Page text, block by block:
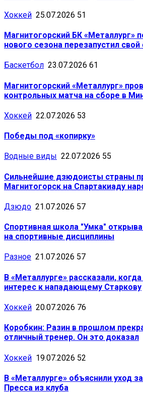
Хоккей 25.07.2026 51
Магнитогорский БК «Металлург»
нового сезона перезапустил
Баскетбол 23.07.2026 61
Магнитогорский «Металлург»
контрольных матча на сборе в
Хоккей 22.07.2026 53
Победы под «копирку»
Водные виды 22.07.2026 55
Сильнейшие дзюдоисты страны
Магнитогорск на Спартакиаду
Дзюдо 21.07.2026 57
Спортивная школа "Умка"
на спортивные дисциплины
Разное 21.07.2026 57
В «Металлурге» рассказали,
интерес к нападающему Старкову
Хоккей 20.07.2026 76
Коробкин: Разин в прошлом
отличный тренер. Он это доказал
Хоккей 19.07.2026 52
В «Металлурге» объяснили уход
Пресса из клуба